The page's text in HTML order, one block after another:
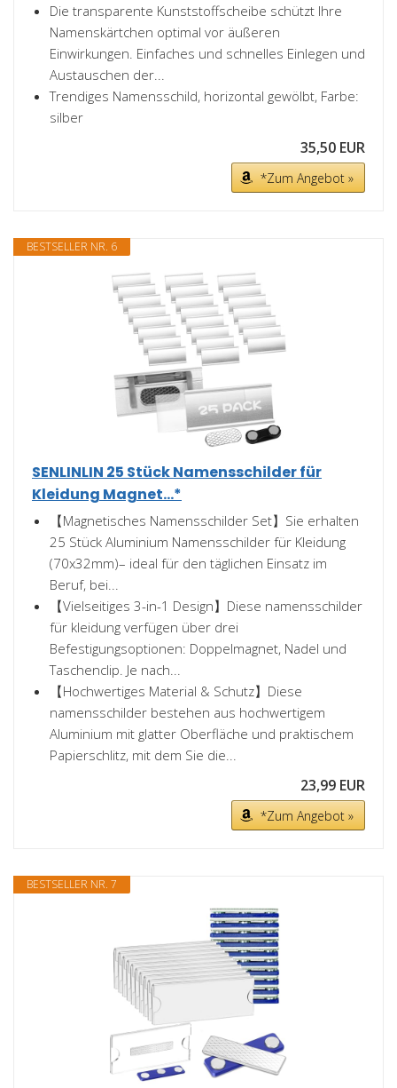
Die transparente Kunststoffscheibe schützt Ihre
Namenskärtchen optimal vor äußeren
Einwirkungen. Einfaches und schnelles Einlegen und
Austauschen der...
Trendiges Namensschild, horizontal gewölbt, Farbe:
silber
35,50 EUR
*Zum Angebot »
BESTSELLER NR. 6
SENLINLIN 25 Stück Namensschilder für
Kleidung Magnet...*
【Magnetisches Namensschilder Set】Sie erhalten
25 Stück Aluminium Namensschilder für Kleidung
(70x32mm)– ideal für den täglichen Einsatz im
Beruf, bei...
【Vielseitiges 3-in-1 Design】Diese namensschilder
für kleidung verfügen über drei
Befestigungsoptionen: Doppelmagnet, Nadel und
Taschenclip. Je nach...
【Hochwertiges Material & Schutz】Diese
namensschilder bestehen aus hochwertigem
Aluminium mit glatter Oberfläche und praktischem
Papierschlitz, mit dem Sie die...
23,99 EUR
*Zum Angebot »
BESTSELLER NR. 7